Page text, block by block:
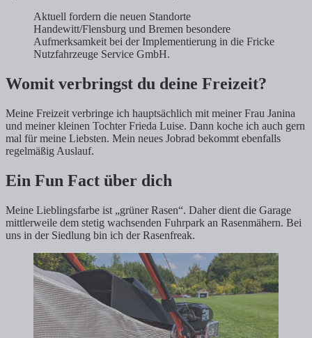
Aktuell fordern die neuen Standorte
Handewitt/Flensburg und Bremen besondere
Aufmerksamkeit bei der Implementierung in die Fricke
Nutzfahrzeuge Service GmbH.
Womit verbringst du deine Freizeit?
Meine Freizeit verbringe ich hauptsächlich mit meiner Frau Janina
und meiner kleinen Tochter Frieda Luise. Dann koche ich auch gern
mal für meine Liebsten. Mein neues Jobrad bekommt ebenfalls
regelmäßig Auslauf.
Ein Fun Fact über dich
Meine Lieblingsfarbe ist „grüner Rasen“. Daher dient die Garage
mittlerweile dem stetig wachsenden Fuhrpark an Rasenmähern. Bei
uns in der Siedlung bin ich der Rasenfreak.